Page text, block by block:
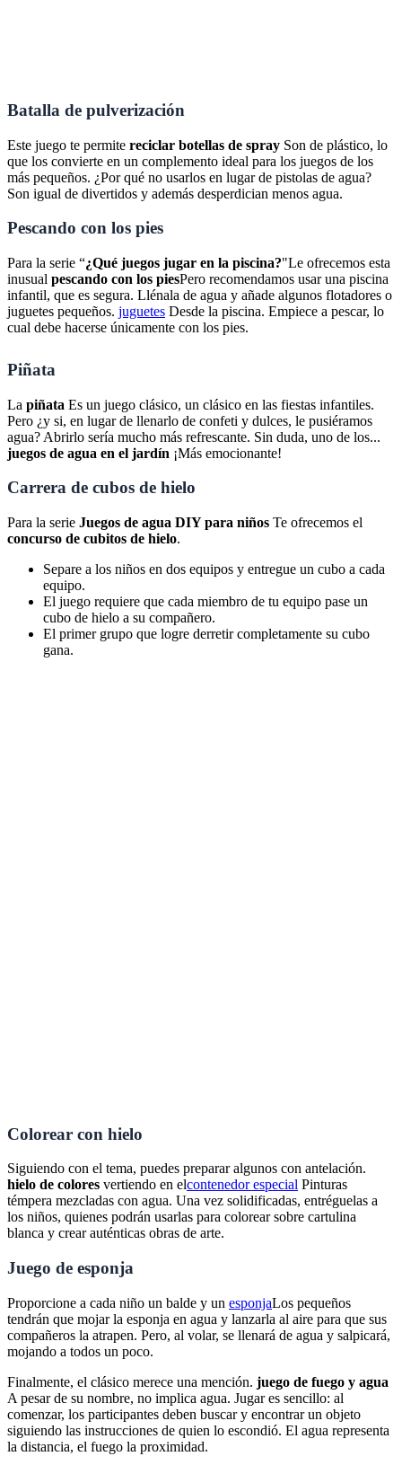
Batalla de pulverización
Este juego te permite reciclar botellas de spray Son de plástico, lo
que los convierte en un complemento ideal para los juegos de los
más pequeños. ¿Por qué no usarlos en lugar de pistolas de agua?
Son igual de divertidos y además desperdician menos agua.
Pescando con los pies
Para la serie “¿Qué juegos jugar en la piscina?"Le ofrecemos esta
inusual pescando con los piesPero recomendamos usar una piscina
infantil, que es segura. Llénala de agua y añade algunos flotadores o
juguetes pequeños. juguetes Desde la piscina. Empiece a pescar, lo
cual debe hacerse únicamente con los pies.
Piñata
La piñata Es un juego clásico, un clásico en las fiestas infantiles.
Pero ¿y si, en lugar de llenarlo de confeti y dulces, le pusiéramos
agua? Abrirlo sería mucho más refrescante. Sin duda, uno de los...
juegos de agua en el jardín ¡Más emocionante!
Carrera de cubos de hielo
Para la serie Juegos de agua DIY para niños Te ofrecemos el
concurso de cubitos de hielo.
Separe a los niños en dos equipos y entregue un cubo a cada
equipo.
El juego requiere que cada miembro de tu equipo pase un
cubo de hielo a su compañero.
El primer grupo que logre derretir completamente su cubo
gana.
Colorear con hielo
Siguiendo con el tema, puedes preparar algunos con antelación.
hielo de colores vertiendo en elcontenedor especial Pinturas
témpera mezcladas con agua. Una vez solidificadas, entréguelas a
los niños, quienes podrán usarlas para colorear sobre cartulina
blanca y crear auténticas obras de arte.
Juego de esponja
Proporcione a cada niño un balde y un esponjaLos pequeños
tendrán que mojar la esponja en agua y lanzarla al aire para que sus
compañeros la atrapen. Pero, al volar, se llenará de agua y salpicará,
mojando a todos un poco.
Finalmente, el clásico merece una mención. juego de fuego y agua
A pesar de su nombre, no implica agua. Jugar es sencillo: al
comenzar, los participantes deben buscar y encontrar un objeto
siguiendo las instrucciones de quien lo escondió. El agua representa
la distancia, el fuego la proximidad.